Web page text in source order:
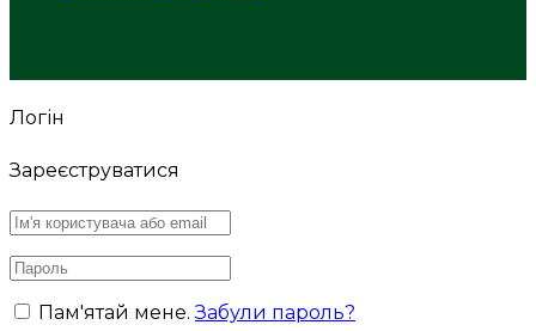
Логін
Зареєструватися
Пам'ятай мене.Забули пароль?